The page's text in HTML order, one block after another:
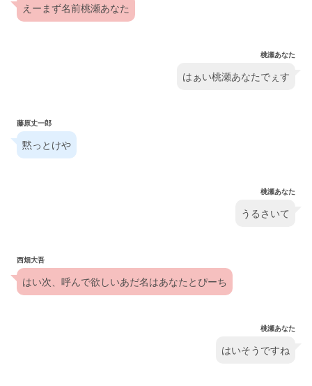
えーまず名前桃瀬あなた
桃瀬あなた
はぁい桃瀬あなたでぇす
藤原丈一郎
黙っとけや
桃瀬あなた
うるさいて
西畑大吾
はい次、呼んで欲しいあだ名はあなたとぴーち
桃瀬あなた
はいそうですね